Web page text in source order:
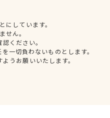
しています。
せん。
ください。
一切負わないものとします。
うお願いいたします。